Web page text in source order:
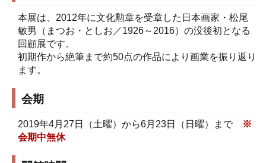
本展は、2012年に文化勲章を受章した日本画家・松尾
敏男（まつお・としお／1926～2016）の没後初となる
回顧展です。
初期作から絶筆まで約50点の作品により画業を振り返り
ます。
会期
2019年4月27日（土曜）から6月23日（日曜）まで
※
会期中無休